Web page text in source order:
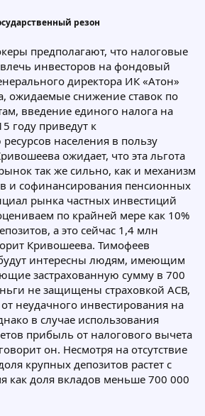
резон
предполагают, что налоговые
инвесторов на фондовый
директора ИК «Атон»
ожидаемые снижение ставок по
введение единого налога на
году приведут к
населения в пользу
ожидает, что эта льгота
так же сильно, как и механизм
и софинансирования пенсионных
рынка частных инвестиций
по крайней мере как 10%
а это сейчас 1,4 млн
Кривошеева. Тимофеев
будут интересны людям, имеющим
застрахованную сумму в 700
не защищены страховкой АСВ,
неудачного инвестирования на
в случае использования
прибыль от налогового вычета
он. Несмотря на отсутствие
крупных депозитов растет с
как доля вкладов меньше 700 000